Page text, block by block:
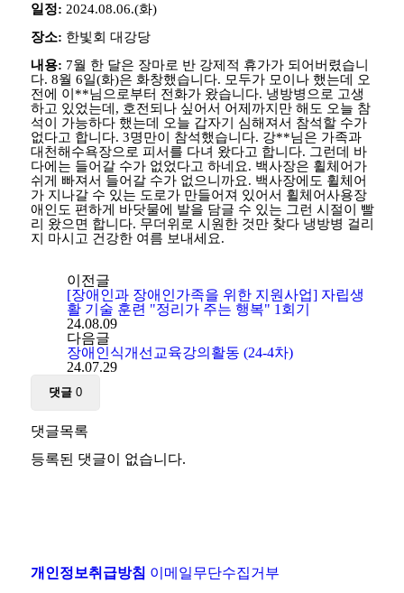
일정: 2024.08.06.(화)
장소: 한빛회 대강당
내용: 7월 한 달은 장마로 반 강제적 휴가가 되어버렸습니
다. 8월 6일(화)은 화창했습니다. 모두가 모이나 했는데 오
전에 이 **님으로부터 전화가 왔습니다. 냉방병으로 고생
하고 있었는데 , 호전되나 싶어서 어제까지만 해도 오늘 참
석이 가능하다 했는데 오늘 갑자기 심해져서 참석할 수가
없다고 합니다. 3명만이 참석했습니다. 강**님은 가족과
대천해수욕장으로 피서를 다녀 왔다고 합니다. 그런데 바
다에는 들어갈 수가 없었다고 하네요. 백사장은 휠체어가
쉬게 빠져서 들어갈 수가 없으니까요. 백사장에도 휠체어
가 지나갈 수 있는 도로가 만들어져 있어서 휠체어사용장
애인도 편하게 바닷물에 발을 담글 수 있는 그런 시절이 빨
리 왔으면 합니다. 무더위로 시원한 것만 찾다 냉방병 걸리
지 마시고 건강한 여름 보내세요.
이전글
[장애인과 장애인가족을 위한 지원사업] 자립생
활 기술 훈련 "정리가 주는 행복" 1회기
24.08.09
다음글
장애인식개선교육강의활동 (24-4차)
24.07.29
댓글0
댓글목록
등록된 댓글이 없습니다.
개인정보취급방침 이메일무단수집거부